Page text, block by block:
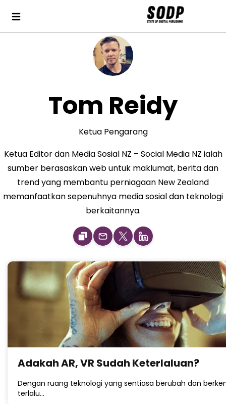
Tom Reidy
Ketua Pengarang
Ketua Editor dan Media Sosial NZ – Social Media NZ ialah
sumber berasaskan web untuk maklumat, berita dan
trend yang membantu perniagaan New Zealand
memanfaatkan sepenuhnya media sosial dan teknologi
berkaitannya.
Adakah AR, VR Sudah Keterlaluan?
Dengan ruang teknologi yang sentiasa berubah dan
terlalu…